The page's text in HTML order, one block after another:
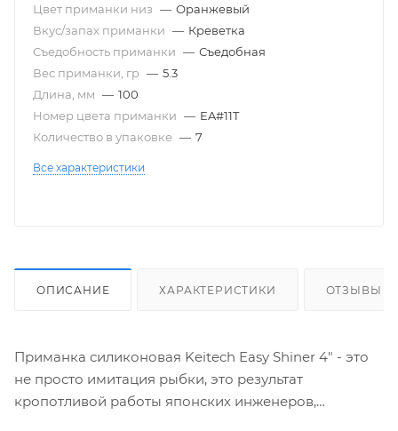
Цвет приманки низ — Оранжевый
Вкус/запах приманки — Креветка
Съедобность приманки — Съедобная
Вес приманки, гр — 5.3
Длина, мм — 100
Номер цвета приманки — EA#11T
Количество в упаковке — 7
Все характеристики
ОПИСАНИЕ ХАРАКТЕРИСТИКИ ОТЗЫВЫ
Приманка силиконовая Keitech Easy Shiner 4" - это
не просто имитация рыбки, это результат
кропотливой работы японских инженеров,